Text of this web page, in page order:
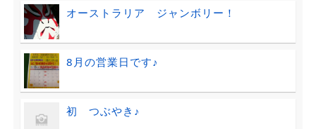
オーストラリア ジャンボリー！
8月の営業日です♪
初 つぶやき♪